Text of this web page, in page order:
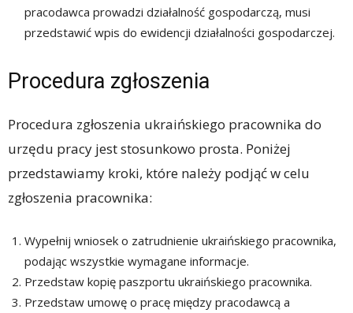
pracodawca prowadzi działalność gospodarczą, musi
przedstawić wpis do ewidencji działalności gospodarczej.
Procedura zgłoszenia
Procedura zgłoszenia ukraińskiego pracownika do
urzędu pracy jest stosunkowo prosta. Poniżej
przedstawiamy kroki, które należy podjąć w celu
zgłoszenia pracownika:
Wypełnij wniosek o zatrudnienie ukraińskiego pracownika,
podając wszystkie wymagane informacje.
Przedstaw kopię paszportu ukraińskiego pracownika.
Przedstaw umowę o pracę między pracodawcą a